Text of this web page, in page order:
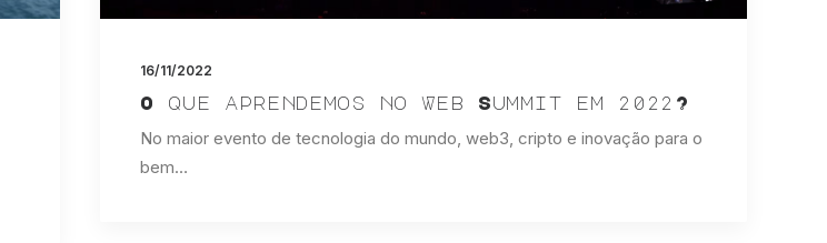
16/11/2022
O que aprendemos no Web Summit em 2022?
No maior evento de tecnologia do mundo, web3, cripto e inovação para o
bem…